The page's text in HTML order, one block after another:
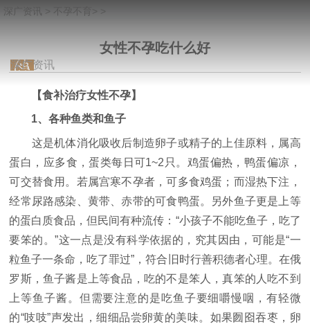
深广资讯 > 不孕不育 > >
女性不孕吃什么好
深广资讯
【食补治疗女性不孕】
1、各种鱼类和鱼子
这是机体消化吸收后制造卵子或精子的上佳原料，属高
蛋白，应多食，蛋类每日可1~2只。鸡蛋偏热，鸭蛋偏凉，
可交替食用。若属宫寒不孕者，可多食鸡蛋；而湿热下注，
经常尿路感染、黄带、赤带的可食鸭蛋。另外鱼子更是上等
的蛋白质食品，但民间有种流传：“小孩子不能吃鱼子，吃了
要笨的。”这一点是没有科学依据的，究其因由，可能是“一
粒鱼子一条命，吃了罪过”，符合旧时行善积德者心理。在俄
罗斯，鱼子酱是上等食品，吃的不是笨人，真笨的人吃不到
上等鱼子酱。但需要注意的是吃鱼子要细嚼慢咽，有轻微
的“吱吱”声发出，细细品尝卵黄的美味。如果囫囵吞枣，卵